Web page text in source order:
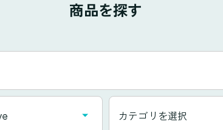
商品を探す
カテゴリを選択